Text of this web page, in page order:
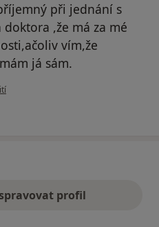
při jednání s
,že má za mé
vím,že
já sám.
DONA
profil